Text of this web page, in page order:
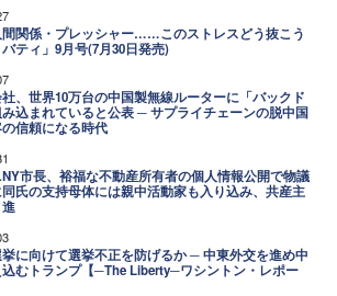
関係・プレッシャー……このストレスどう抜こう
バティ」9月号(7月30日発売)
、世界10万台の中国製無線ルーターに「バックド
込まれていると公表 ─ サプライチェーンの脱中国
信頼になる時代
市長、裕福な不動産所有者の個人情報公開で物議
氏の支持母体には親中活動家も入り込み、共産主
に向けて選挙不正を防げるか ─ 中東外交を進め中
むトランプ【─The Liberty─ワシントン・レポー